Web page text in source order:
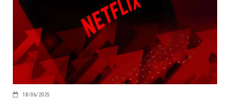
18/06/2025